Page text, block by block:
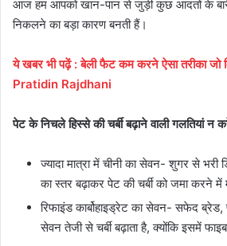
आज हम आपको खान-पान से जुड़ी कुछ आदतों के बारे
निकलने का बड़ा कारण बनती हैं।
ये खबर भी पढ़ें: बेली फैट कम करने ऐसा तरीका जो
Pratidin Rajdhani
पेट के निचले हिस्से की चर्बी बढ़ाने वाली गलतियां न
ज्यादा मात्रा में चीनी का सेवन- शुगर से भरी
का स्तर बढ़ाकर पेट की चर्बी को जमा करने
रिफाइंड कार्बोहाइड्रेट का सेवन- सफेद
सेवन तेजी से चर्बी बढ़ाता है, क्योंकि इसमें